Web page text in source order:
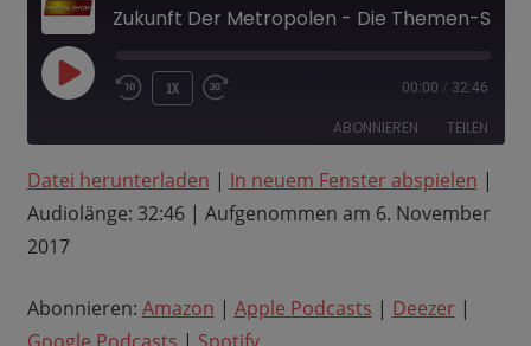
PLAY
1X 00:00 / 32:46
ABONNIEREN TEILEN
Amazon Apple Podcasts
Deezer
RSS FEED
TEILEN
LINK
Datei herunterladen | In neuem Fenster abspielen |
Audiolänge: 32:46| Aufgenommen am 6. November
2017
Abonnieren: Amazon | Apple Podcasts | Deezer |
Google Podcasts | Spotify